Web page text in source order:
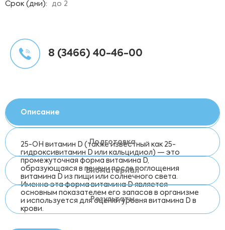
Срок (дни): до 2
8 (3466) 40-46-00
Описание
25-OH витамин D (также известный как 25-
гидроксивитамин D или кальцидиол) — это
промежуточная форма витамина D,
образующаяся в печени после поглощения
витамина D из пищи или солнечного света.
Именно эта форма витамина D является
основным показателем его запасов в организме
и используется для оценки уровня витамина D в
крови.
Подготовка
Биоматериал
Результаты